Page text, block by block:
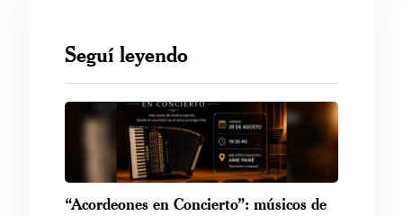
Seguí leyendo
“Acordeones en Concierto”: músicos de